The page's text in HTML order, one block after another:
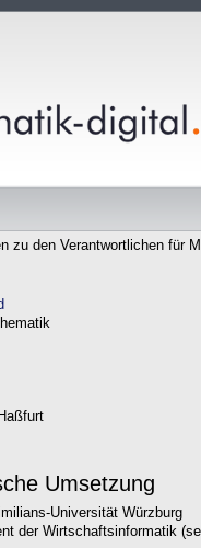
zu den Verantwortlichen für
Umsetzung
Universität Würzburg
der Wirtschaftsinformatik